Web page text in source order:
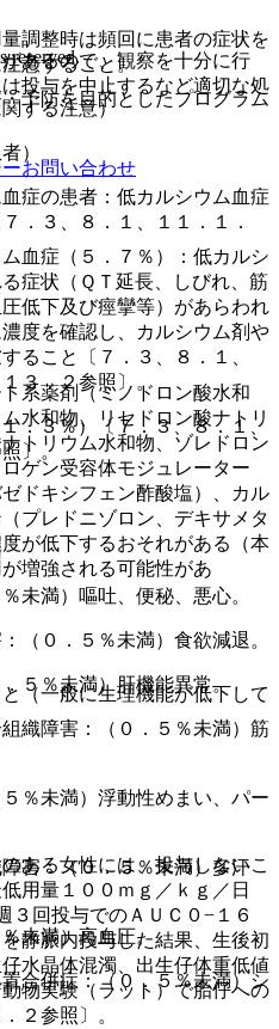
調整時は頻回に患者の症状を
意すること。
する注意）
）
症の患者：低カルシウム血症
．３、８．１、１１．１．
系薬剤（ミノドロン酸水和
水和物、リセドロン酸ナトリ
トリウム水和物、ゾレドロン
ゲン受容体モジュレーター
ドキシフェン酢酸塩）、カル
プレドニゾロン、デキサメタ
が低下するおそれがある（本
増強される可能性があ
（一般に生理機能が低下して
ある女性には、投与しないこ
用量１００ｍｇ／ｋｇ／日
３回投与でのＡＵＣ０−１６
静脈内投与した結果、生後初
水晶体混濁、出生仔体重低値
物実験（ラット）で胎仔への
２参照〕。
あるので、観察を十分に行
投与を中止するなど適切な処
血症（５．７％）：低カルシ
症状（ＱＴ延長、しびれ、筋
低下及び痙攣等）があらわれ
度を確認し、カルシウム剤や
ること〔７．３、８．１、
３．２参照〕。
．３％）〔７．３、８．１、
〕。
未満）嘔吐、便秘、悪心。
（０．５％未満）食欲減退。
５％未満）肝機能異常。
織障害：（０．５％未満）筋
％未満）浮動性めまい、パー
害：（０．５％未満）多汗
未満）高血圧。
合併症：（０．５％未満）シ
予防を目的としたプログラム
お問い合わせ